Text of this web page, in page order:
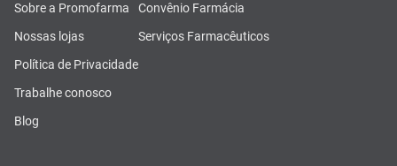
Sobre a Promofarma
Nossas lojas
Política de Privacidade
Trabalhe conosco
Blog
Convênio Farmácia
Serviços Farmacêuticos